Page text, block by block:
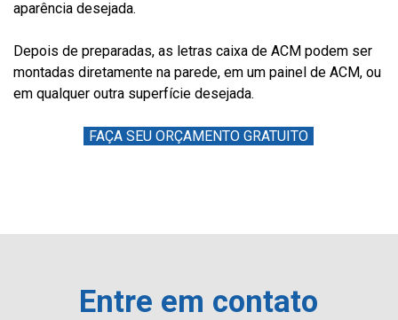
aparência desejada.
Depois de preparadas, as letras caixa de ACM podem ser
montadas diretamente na parede, em um painel de ACM, ou
em qualquer outra superfície desejada.
FAÇA SEU ORÇAMENTO GRATUITO
Entre em contato